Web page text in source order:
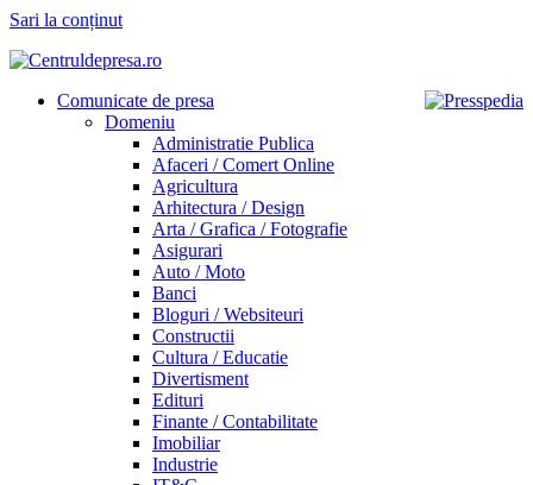
Sari la conținut
Comunicate de presa
Domeniu
Administratie Publica
Afaceri / Comert Online
Agricultura
Arhitectura / Design
Arta / Grafica / Fotografie
Asigurari
Auto / Moto
Banci
Bloguri / Websiteuri
Constructii
Cultura / Educatie
Divertisment
Edituri
Finante / Contabilitate
Imobiliar
Industrie